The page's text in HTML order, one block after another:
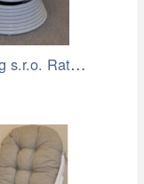
Axin Trading s.r.o. Ratanové houpací…